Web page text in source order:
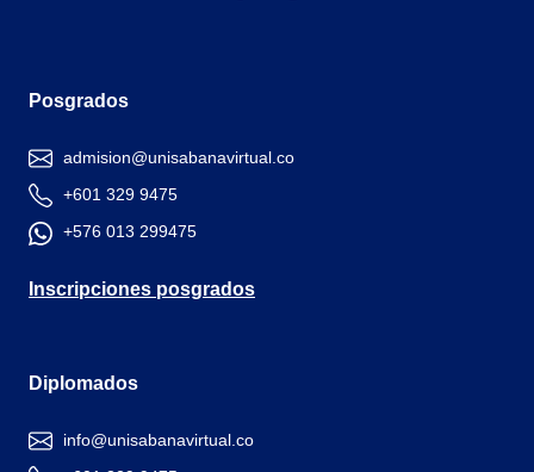
Posgrados
admision@unisabanavirtual.co
+601 329 9475
+576 013 299475
Inscripciones posgrados
Diplomados
info@unisabanavirtual.co